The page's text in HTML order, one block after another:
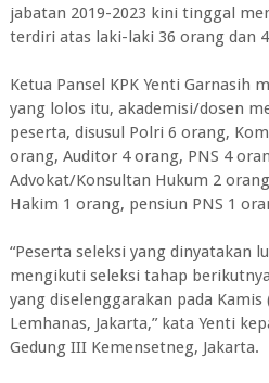
jabatan 2019-2023 kini tinggal
terdiri atas laki-laki 36 orang dan
Ketua Pansel KPK Yenti Garnasih
yang lolos itu, akademisi/dosen
peserta, disusul Polri 6 orang,
orang, Auditor 4 orang, PNS 4
Advokat/Konsultan Hukum 2
Hakim 1 orang, pensiun PNS 1
“Peserta seleksi yang dinyatakan
mengikuti seleksi tahap
yang diselenggarakan pada Kamis
Lemhanas, Jakarta,” kata Yenti
Gedung III Kemensetneg, Jakarta.